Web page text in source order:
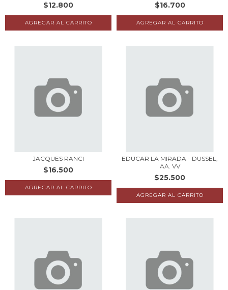
$12.800 $16.700
JACQUES RANCI
$16.500
EDUCAR LA MIRADA - DUSSEL,
AA. VV
$25.500